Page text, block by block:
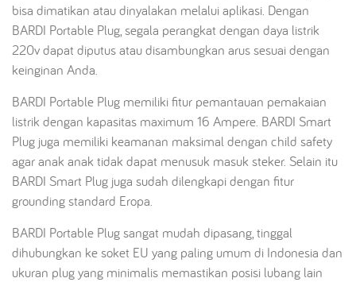
bisa dimatikan atau dinyalakan melalui aplikasi. Dengan
BARDI Portable Plug, segala perangkat dengan daya listrik
220v dapat diputus atau disambungkan arus sesuai dengan
keinginan Anda.
BARDI Portable Plug memiliki fitur pemantauan pemakaian
listrik dengan kapasitas maximum 16 Ampere. BARDI Smart
Plug juga memiliki keamanan maksimal dengan child safety
agar anak anak tidak dapat menusuk masuk steker. Selain itu
BARDI Smart Plug juga sudah dilengkapi dengan fitur
grounding standard Eropa.
BARDI Portable Plug sangat mudah dipasang, tinggal
dihubungkan ke soket EU yang paling umum di Indonesia dan
ukuran plug yang minimalis memastikan posisi lubang lain